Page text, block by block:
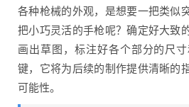
各种枪械的外观，是想要一把类似
把小巧灵活的手枪呢？确定好大致
画出草图，标注好各个部分的尺
键，它将为后续的制作提供清晰的
可能性。